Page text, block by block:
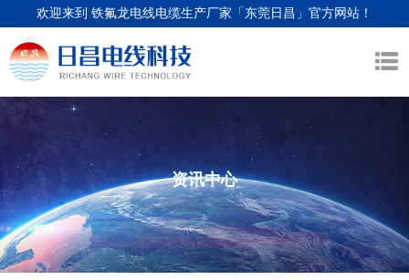
欢迎来到 铁氟龙电线电缆生产厂家「东莞日昌」官方网站！
资讯中心